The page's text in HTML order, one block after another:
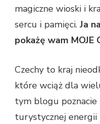
magiczne wioski i
sercu i pamięci. Ja
pokażę wam MOJE
Czechy to kraj
które wciąż dla
tym blogu poznacie
turystycznej energii